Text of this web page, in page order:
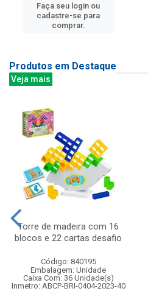
Faça seu login ou
cadastre-se para
comprar.
Produtos em Destaque
Veja mais
Torre de madeira com 16
blocos e 22 cartas desafio
Código: 840195
Embalagem: Unidade
Caixa Com: 36 Unidade(s)
Inmetro: ABCP-BRI-0404-2023-40